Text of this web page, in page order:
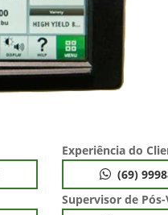
Experiência do
(69)
Supervisor de Pós-